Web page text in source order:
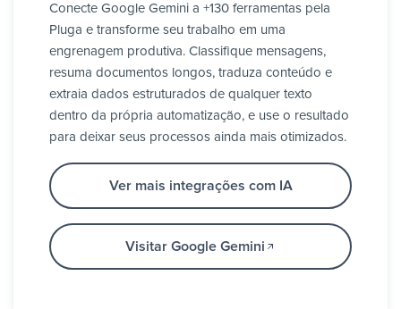
Conecte Google Gemini a +130 ferramentas pela
Pluga e transforme seu trabalho em uma
engrenagem produtiva. Classifique mensagens,
resuma documentos longos, traduza conteúdo e
extraia dados estruturados de qualquer texto
dentro da própria automatização, e use o resultado
para deixar seus processos ainda mais otimizados.
Ver mais integrações com IA
Visitar Google Gemini